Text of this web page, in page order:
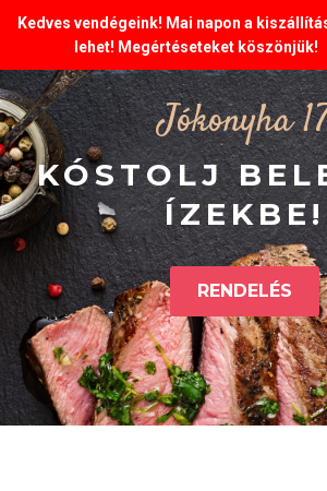
Jókonyha
KÓSTOLJ
ÍZEKBE!
RENDELÉS
Kedves vendégeink! Mai napon a
lehet! Megértéseteket köszönjük!